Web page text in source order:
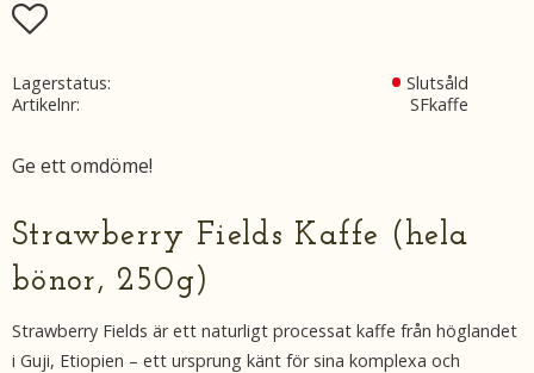
Lägg till i favoriter
Lagerstatus
Slutsåld
Artikelnr
SFkaffe
Ge ett omdöme!
Strawberry Fields Kaffe (hela
bönor, 250g)
Strawberry Fields är ett naturligt processat kaffe från höglandet
i Guji, Etiopien – ett ursprung känt för sina komplexa och